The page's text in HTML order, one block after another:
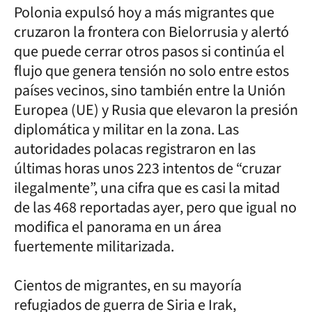
Polonia expulsó hoy a más migrantes que
cruzaron la frontera con Bielorrusia y alertó
que puede cerrar otros pasos si continúa el
flujo que genera tensión no solo entre estos
países vecinos, sino también entre la Unión
Europea (UE) y Rusia que elevaron la presión
diplomática y militar en la zona. Las
autoridades polacas registraron en las
últimas horas unos 223 intentos de “cruzar
ilegalmente”, una cifra que es casi la mitad
de las 468 reportadas ayer, pero que igual no
modifica el panorama en un área
fuertemente militarizada.
Cientos de migrantes, en su mayoría
refugiados de guerra de Siria e Irak,